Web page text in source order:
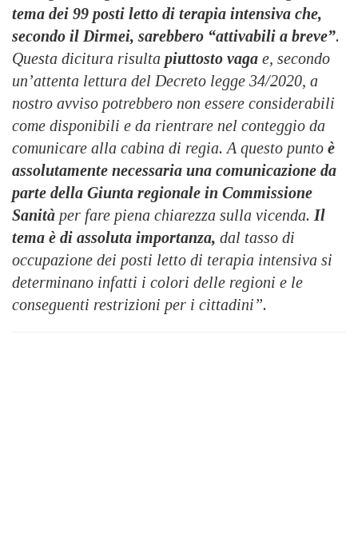
tema dei 99 posti letto di terapia intensiva che,
secondo il Dirmei, sarebbero “attivabili a breve”.
Questa dicitura risulta piuttosto vaga e, secondo
un’attenta lettura del Decreto legge 34/2020, a
nostro avviso potrebbero non essere considerabili
come disponibili e da rientrare nel conteggio da
comunicare alla cabina di regia. A questo punto è
assolutamente necessaria una comunicazione da
parte della Giunta regionale in Commissione
Sanità per fare piena chiarezza sulla vicenda. Il
tema è di assoluta importanza, dal tasso di
occupazione dei posti letto di terapia intensiva si
determinano infatti i colori delle regioni e le
conseguenti restrizioni per i cittadini”.